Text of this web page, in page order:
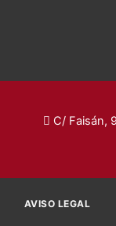
C/ Faisán,
AVISO LEGAL